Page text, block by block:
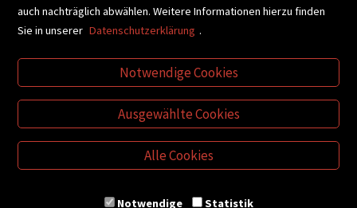
VIDEO-TIPPS
VERTRAG WIDERRUFEN
auch nachträglich abwählen. Weitere Informationen hierzu finden
Sie in unserer Datenschutzerklärung .
Notwendige Cookies
Ausgewählte Cookies
Alle Cookies
Notwendige Statistik